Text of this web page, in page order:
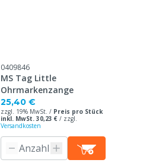
0409846
MS Tag Little
Ohrmarkenzange
25,40 €
zzgl. 19% MwSt. / Preis pro Stück
inkl. MwSt. 30,23 € / zzgl.
Versandkosten